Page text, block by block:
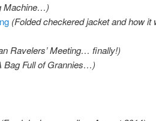
Machine…)
(Folded checkered jacket and how it
Ravelers’ Meeting… finally!)
Bag Full of Grannies…)